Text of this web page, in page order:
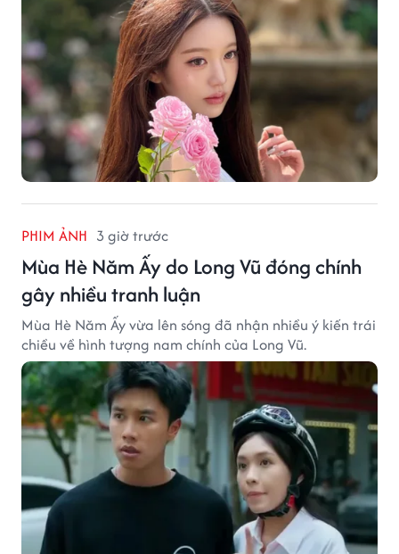
PHIM ẢNH 3 giờ trước
Mùa Hè Năm Ấy do Long Vũ đóng chính
gây nhiều tranh luận
Mùa Hè Năm Ấy vừa lên sóng đã nhận nhiều ý kiến trái
chiều về hình tượng nam chính của Long Vũ.